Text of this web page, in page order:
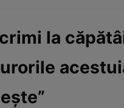
Paparazzii Click!
la